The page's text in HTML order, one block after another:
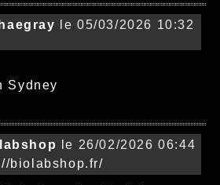
le 05/03/2026 10:32
Sydney
le 26/02/2026 06:44
biolabshop.fr/